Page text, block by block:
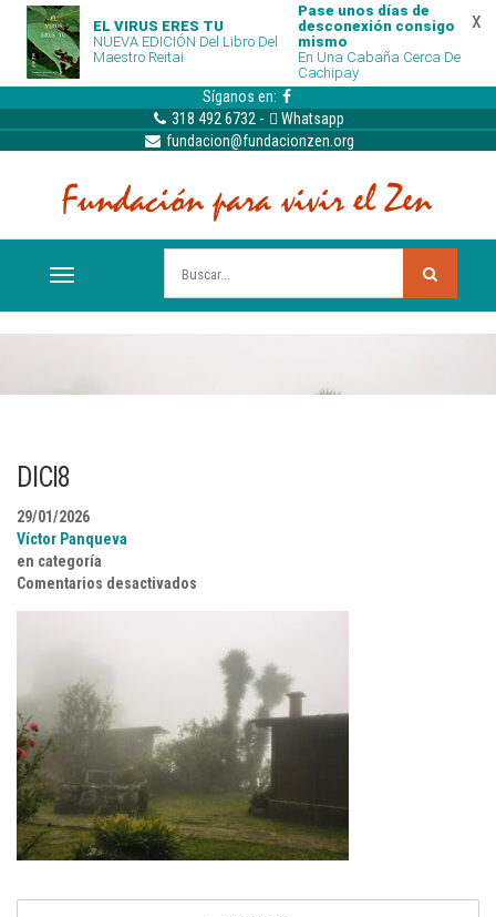
EL VIRUS ERES TU
NUEVA EDICIÓN Del Libro Del
Maestro Reitai
Pase unos días de
desconexión consigo
mismo
En Una Cabaña Cerca De
Cachipay
x
Síganos en:
318 492 6732 -
Whatsapp
fundacion@fundacionzen.org
DICI8
29/01/2026
Víctor Panqueva
en categoría
Comentarios desactivados